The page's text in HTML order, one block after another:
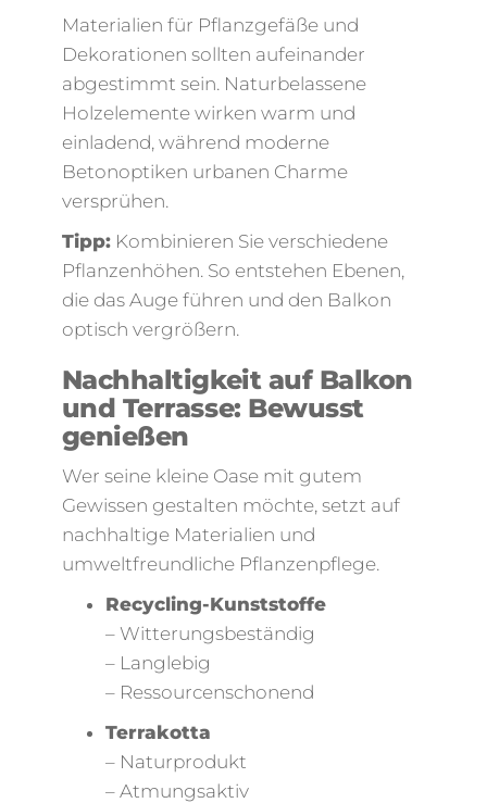
Materialien für Pflanzgefäße und
Dekorationen sollten aufeinander
abgestimmt sein. Naturbelassene
Holzelemente wirken warm und
einladend, während moderne
Betonoptiken urbanen Charme
versprühen.
Tipp:Kombinieren Sie verschiedene
Pflanzenhöhen. So entstehen Ebenen,
die das Auge führen und den Balkon
optisch vergrößern.
Nachhaltigkeit auf Balkon
und Terrasse: Bewusst
genießen
Wer seine kleine Oase mit gutem
Gewissen gestalten möchte, setzt auf
nachhaltige Materialien und
umweltfreundliche Pflanzenpflege.
Recycling-Kunststoffe
– Witterungsbeständig
– Langlebig
– Ressourcenschonend
Terrakotta
– Naturprodukt
– Atmungsaktiv